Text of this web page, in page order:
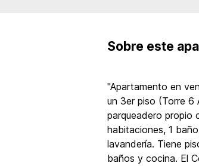
Sobre este
"Apartamento en
un 3er piso (Torre 6
parqueadero propio
habitaciones, 1
lavandería. Tiene
baños y cocina. El